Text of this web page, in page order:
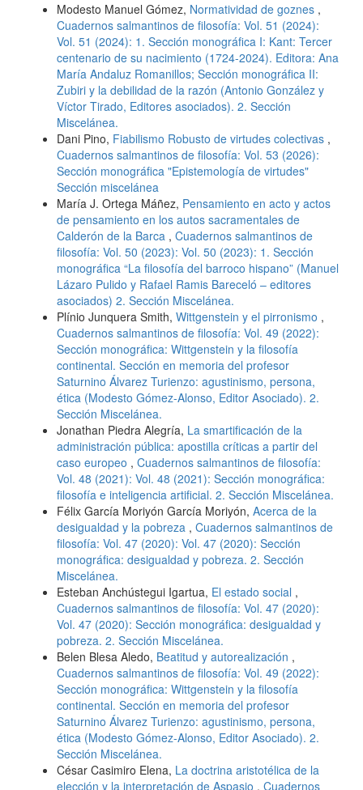
Modesto Manuel Gómez, Normatividad de goznes ,
Cuadernos salmantinos de filosofía: Vol. 51 (2024):
Vol. 51 (2024): 1. Sección monográfica I: Kant: Tercer
centenario de su nacimiento (1724-2024). Editora: Ana
María Andaluz Romanillos; Sección monográfica II:
Zubiri y la debilidad de la razón (Antonio González y
Víctor Tirado, Editores asociados). 2. Sección
Miscelánea.
Dani Pino, Fiabilismo Robusto de virtudes colectivas ,
Cuadernos salmantinos de filosofía: Vol. 53 (2026):
Sección monográfica "Epistemología de virtudes"
Sección miscelánea
María J. Ortega Máñez, Pensamiento en acto y actos
de pensamiento en los autos sacramentales de
Calderón de la Barca , Cuadernos salmantinos de
filosofía: Vol. 50 (2023): Vol. 50 (2023): 1. Sección
monográfica “La filosofía del barroco hispano” (Manuel
Lázaro Pulido y Rafael Ramis Bareceló – editores
asociados) 2. Sección Miscelánea.
Plínio Junquera Smith, Wittgenstein y el pirronismo ,
Cuadernos salmantinos de filosofía: Vol. 49 (2022):
Sección monográfica: Wittgenstein y la filosofía
continental. Sección en memoria del profesor
Saturnino Álvarez Turienzo: agustinismo, persona,
ética (Modesto Gómez-Alonso, Editor Asociado). 2.
Sección Miscelánea.
Jonathan Piedra Alegría, La smartificación de la
administración pública: apostilla críticas a partir del
caso europeo , Cuadernos salmantinos de filosofía:
Vol. 48 (2021): Vol. 48 (2021): Sección monográfica:
filosofía e inteligencia artificial. 2. Sección Miscelánea.
Félix García Moriyón García Moriyón, Acerca de la
desigualdad y la pobreza , Cuadernos salmantinos de
filosofía: Vol. 47 (2020): Vol. 47 (2020): Sección
monográfica: desigualdad y pobreza. 2. Sección
Miscelánea.
Esteban Anchústegui Igartua, El estado social ,
Cuadernos salmantinos de filosofía: Vol. 47 (2020):
Vol. 47 (2020): Sección monográfica: desigualdad y
pobreza. 2. Sección Miscelánea.
Belen Blesa Aledo, Beatitud y autorealización ,
Cuadernos salmantinos de filosofía: Vol. 49 (2022):
Sección monográfica: Wittgenstein y la filosofía
continental. Sección en memoria del profesor
Saturnino Álvarez Turienzo: agustinismo, persona,
ética (Modesto Gómez-Alonso, Editor Asociado). 2.
Sección Miscelánea.
César Casimiro Elena, La doctrina aristotélica de la
elección y la interpretación de Aspasio , Cuadernos